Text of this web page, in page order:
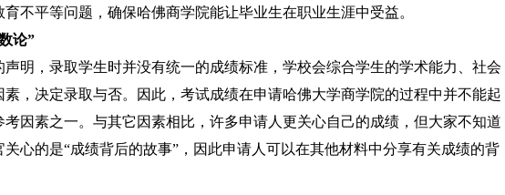
不平等问题，确保哈佛商学院能让毕业生在职业生涯中受益。
论”
明，录取学生时并没有统一的成绩标准，学校会综合学生的学术能力、社会
，决定录取与否。因此，考试成绩在申请哈佛大学商学院的过程中并不能起
因素之一。与其它因素相比，许多申请人更关心自己的成绩，但大家不知道
心的是“成绩背后的故事”，因此申请人可以在其他材料中分享有关成绩的背